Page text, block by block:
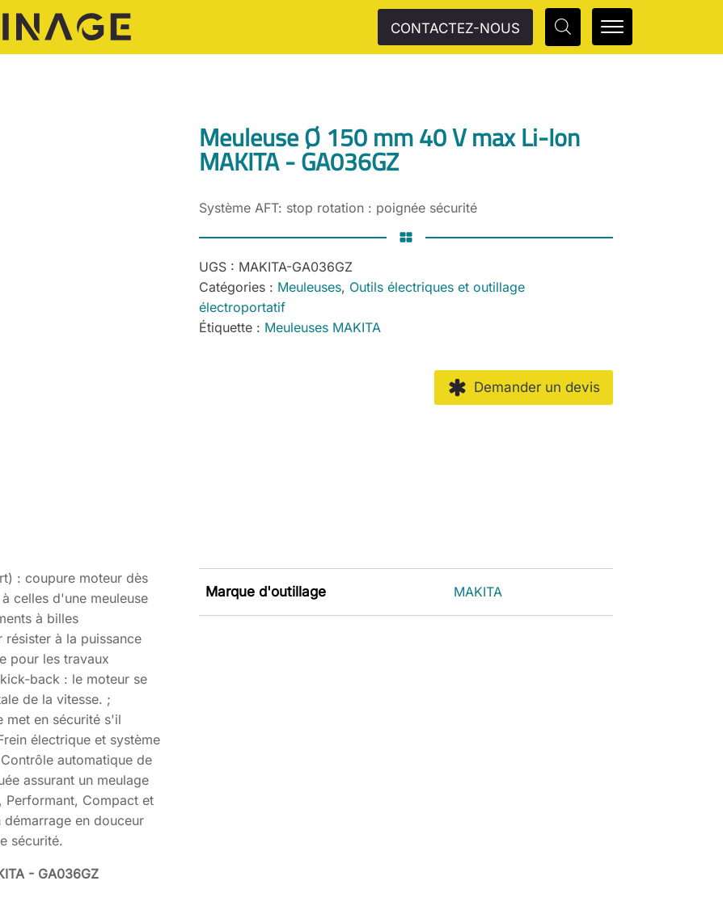
CONTACTEZ-NOUS
Meuleuse Ø 150 mm 40 V max Li-Ion
MAKITA - GA036GZ
Système AFT: stop rotation : poignée sécurité
UGS : MAKITA-GA036GZ
Catégories : Meuleuses, Outils électriques et outillage
électroportatif
Étiquette : Meuleuses MAKITA
Demander un devis
: coupure moteur dès
celles d'une meuleuse
à billes
à la puissance
pour les travaux
back : le moteur se
de la vitesse. ;
met en sécurité s'il
électrique et système
automatique de
assurant un meulage
Performant, Compact et
en douceur
sécurité.
- GA036GZ
Marque d'outillage MAKITA